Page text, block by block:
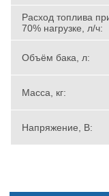
Расход топлива
70% нагрузке, л/ч:
Объём бака, л:
Масса, кг:
Напряжение, В: